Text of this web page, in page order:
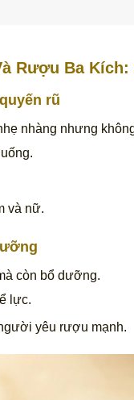
Rượu Ba Kích:
rũ
nhàng nhưng
và nữ.
còn bổ dưỡng.
lực.
yêu rượu mạnh.